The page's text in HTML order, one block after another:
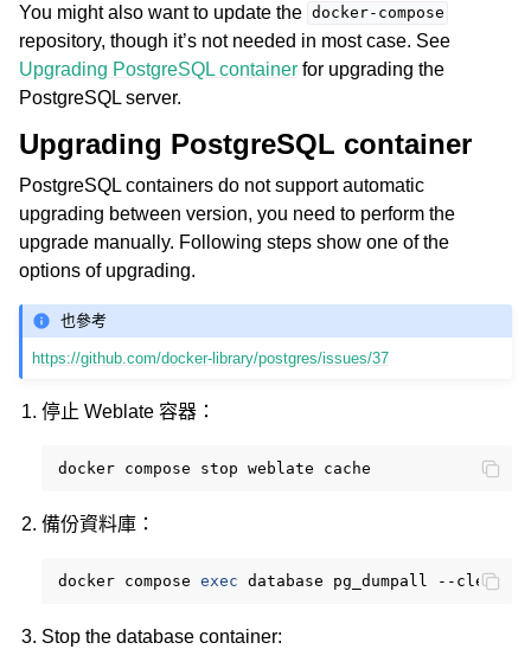
You might also want to update the docker-compose
repository, though it’s not needed in most case. See
Upgrading PostgreSQL container for upgrading the
PostgreSQL server.
Upgrading PostgreSQL container
PostgreSQL containers do not support automatic
upgrading between version, you need to perform the
upgrade manually. Following steps show one of the
options of upgrading.
也參考
https://github.com/docker-library/postgres/issues/37
停止 Weblate 容器：
docker compose stop weblate
備份資料庫：
docker compose exec database pg_dumpall --clean
Stop the database container: